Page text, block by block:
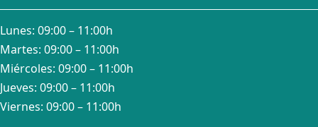
Lunes: 09:00 – 11:00h
Martes: 09:00 – 11:00h
Miércoles: 09:00 – 11:00h
Jueves: 09:00 – 11:00h
Viernes: 09:00 – 11:00h